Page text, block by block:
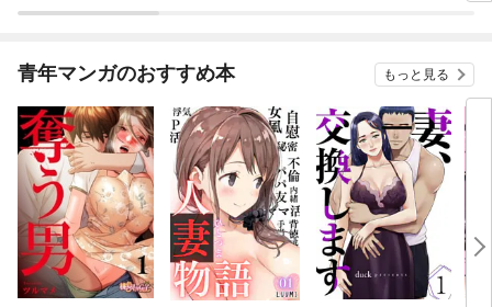
青年マンガのおすすめ本 もっと見る